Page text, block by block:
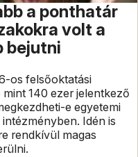
a ponthatár
volt a
bejutni
os felsőoktatási
140 ezer jelentkező
e egyetemi
Idén is
rendkívül magas